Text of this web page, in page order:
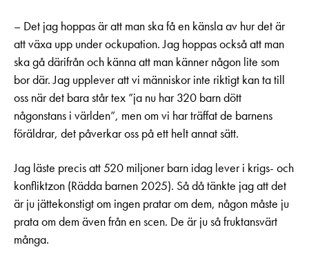
– Det jag hoppas är att man ska få en känsla av hur det är
att växa upp under ockupation. Jag hoppas också att man
ska gå därifrån och känna att man känner någon lite som
bor där. Jag upplever att vi människor inte riktigt kan ta till
oss när det bara står tex ”ja nu har 320 barn dött
någonstans i världen”, men om vi har träffat de barnens
föräldrar, det påverkar oss på ett helt annat sätt.
Jag läste precis att 520 miljoner barn idag lever i krigs- och
konfliktzon (Rädda barnen 2025). Så då tänkte jag att det
är ju jättekonstigt om ingen pratar om dem, någon måste ju
prata om dem även från en scen. De är ju så fruktansvärt
många.